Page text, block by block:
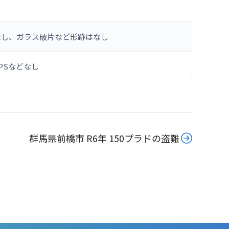
、ガラス破片など形跡はなし
などなし
群馬県前橋市 R6年 150プラドの盗難